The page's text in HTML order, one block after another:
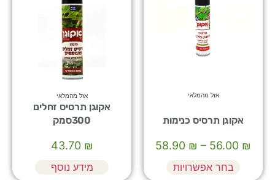
אזל מהמלאי
אקוגן תרסיס כנימות
₪
–
₪
בחר אפשרויות
אזל מהמלאי
אקוגן תרסיס זחלים
300סמק
₪
43.70
מידע נוסף